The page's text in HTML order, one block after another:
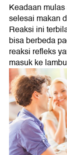
Keadaan
selesai makan
Reaksi ini
bisa berbeda
reaksi refleks
masuk ke